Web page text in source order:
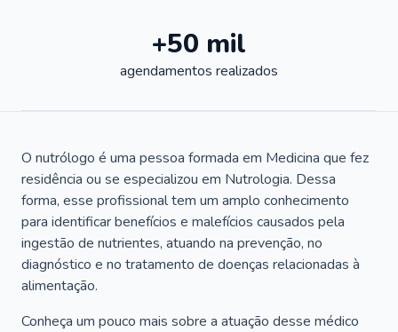
+50 mil
agendamentos realizados
O nutrólogo é uma pessoa formada em Medicina que fez
residência ou se especializou em Nutrologia. Dessa
forma, esse profissional tem um amplo conhecimento
para identificar benefícios e malefícios causados pela
ingestão de nutrientes, atuando na prevenção, no
diagnóstico e no tratamento de doenças relacionadas à
alimentação.
Conheça um pouco mais sobre a atuação desse médico